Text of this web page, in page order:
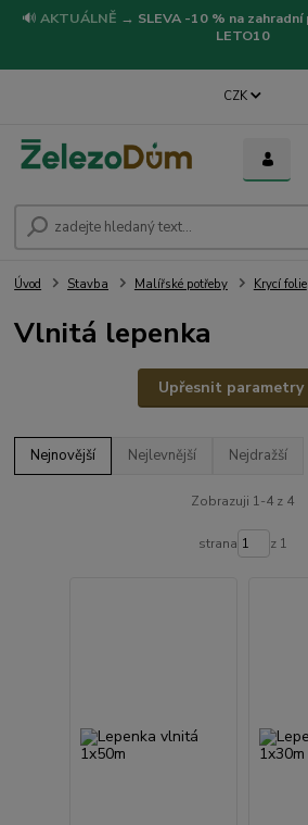
🔊 AKTUÁLNĚ → SLEVA -10 % na
LETO10
CZK
Úvod Stavba Malířské potřeby Krycí folie
Vlnitá lepenka
Upřesnit parametry
Nejnovější Nejlevnější Nejdražší
Zobrazuji 1-4 z 4
strana z 1